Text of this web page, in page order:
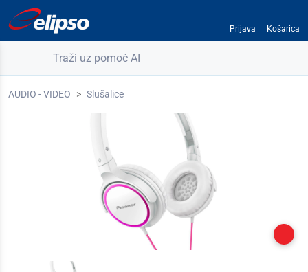
Prijava Košarica
Traži uz pomoć AI
AUDIO - VIDEO Slušalice